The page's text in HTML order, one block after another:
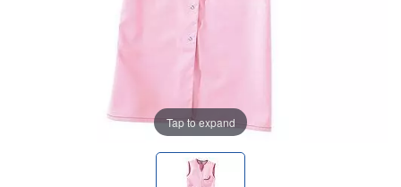
Tap to expand